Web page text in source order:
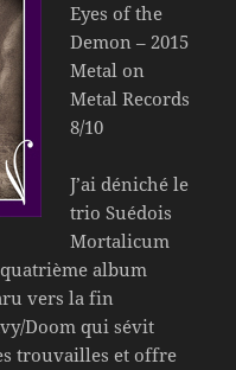
Eyes of the
Demon – 2015
Metal on
Metal Records
8/10
J’ai déniché le
trio Suédois
Mortalicum
album
vers la fin
Doom qui sévit
trouvailles et offre